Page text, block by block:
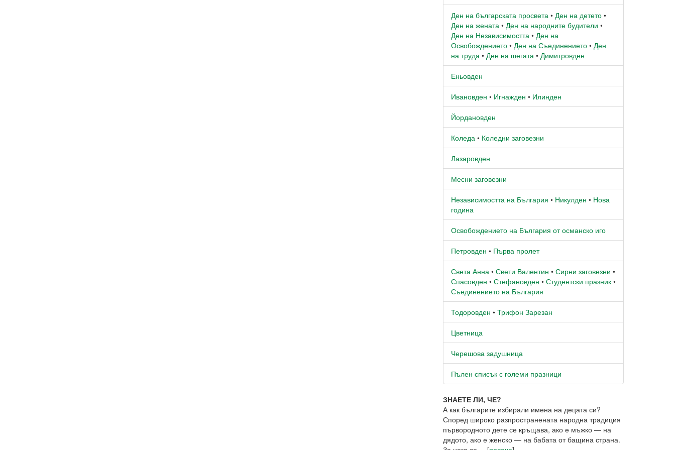
Ден на българската просвета • Ден на детето •
Ден на жената • Ден на народните будители •
Ден на Независимостта • Ден на
Освобождението • Ден на Съединението • Ден
на труда • Ден на шегата • Димитровден
Еньовден
Ивановден • Игнажден • Илинден
Йордановден
Коледа • Коледни заговезни
Лазаровден
Месни заговезни
Независимостта на България • Никулден • Нова
година
Освобождението на България от османско иго
Петровден • Първа пролет
Света Анна • Свети Валентин • Сирни заговезни •
Спасовден • Стефановден • Студентски празник •
Съединението на България
Тодоровден • Трифон Зарезан
Цветница
Черешова задушница
Пълен списък с големи празници
ЗНАЕТЕ ЛИ, ЧЕ?
А как българите избирали имена на децата си?
Според широко разпространената народна традиция
първородното дете се кръщава, ако е мъжко — на
дядото, ако е женско — на бабата от бащина страна.